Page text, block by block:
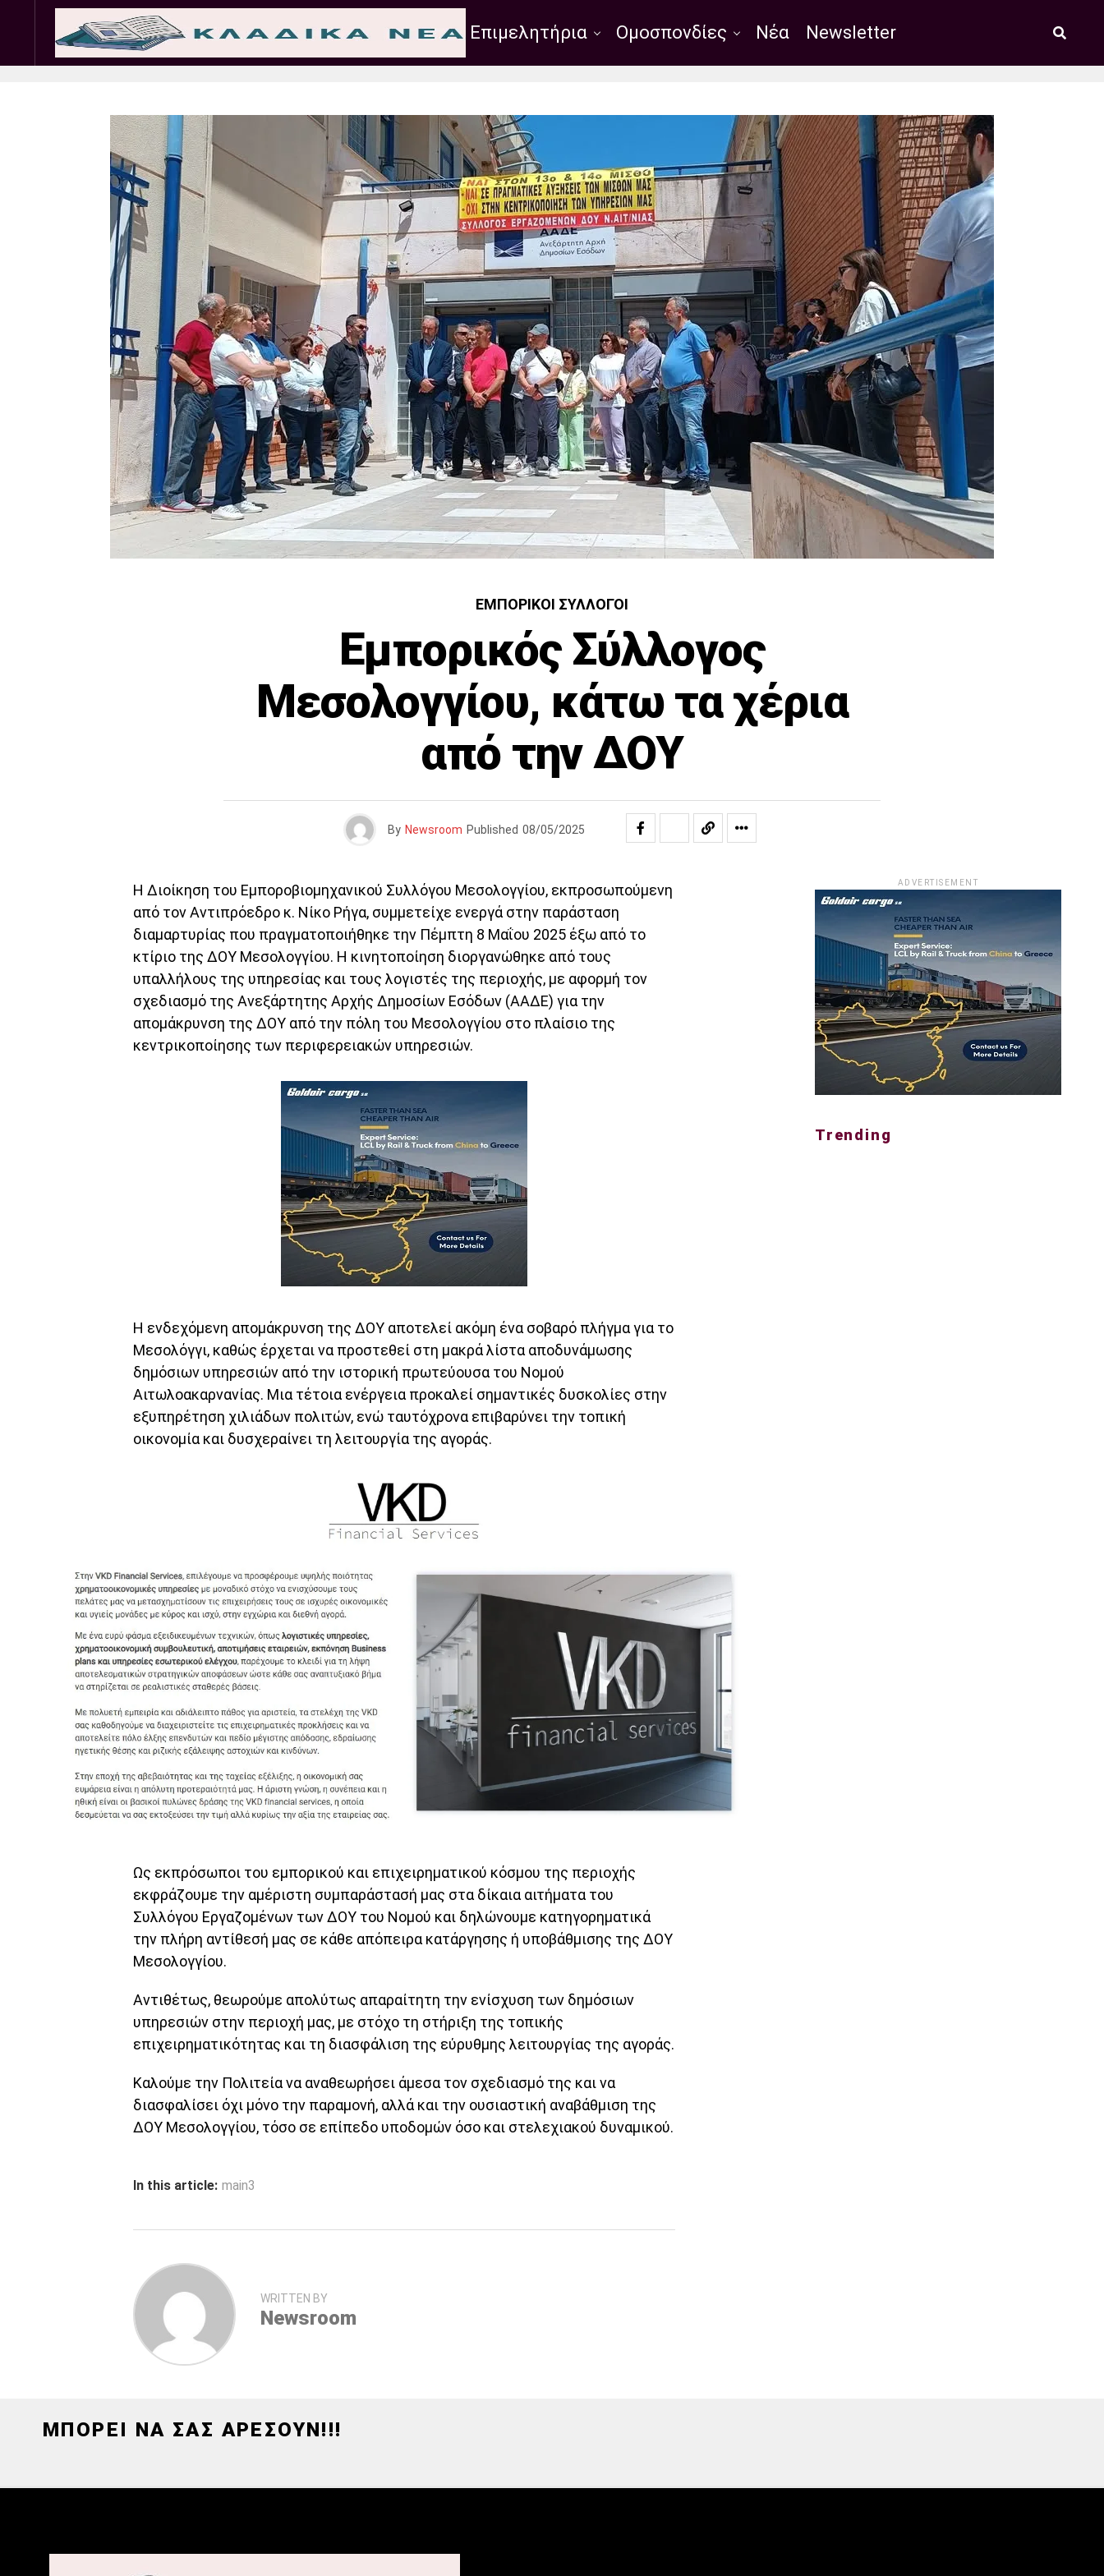
Σωματεία Εμπ. Σύλλογοι Επιμελητήρια Ομοσπονδίες Νέα Newsletter
ΕΜΠΟΡΙΚΟΊ ΣΎΛΛΟΓΟΙ
Εμπορικός Σύλλογος
Μεσολογγίου, κάτω τα χέρια
από την ΔΟΥ
By Newsroom Published 08/05/2025
Η Διοίκηση του Εμποροβιομηχανικού Συλλόγου Μεσολογγίου, εκπροσωπούμενη
από τον Αντιπρόεδρο κ. Νίκο Ρήγα, συμμετείχε ενεργά στην παράσταση
διαμαρτυρίας που πραγματοποιήθηκε την Πέμπτη 8 Μαΐου 2025 έξω από το
κτίριο της ΔΟΥ Μεσολογγίου. Η κινητοποίηση διοργανώθηκε από τους
υπαλλήλους της υπηρεσίας και τους λογιστές της περιοχής, με αφορμή τον
σχεδιασμό της Ανεξάρτητης Αρχής Δημοσίων Εσόδων (ΑΑΔΕ) για την
απομάκρυνση της ΔΟΥ από την πόλη του Μεσολογγίου στο πλαίσιο της
κεντρικοποίησης των περιφερειακών υπηρεσιών.
Η ενδεχόμενη απομάκρυνση της ΔΟΥ αποτελεί ακόμη ένα σοβαρό πλήγμα για το
Μεσολόγγι, καθώς έρχεται να προστεθεί στη μακρά λίστα αποδυνάμωσης
δημόσιων υπηρεσιών από την ιστορική πρωτεύουσα του Νομού
Αιτωλοακαρνανίας. Μια τέτοια ενέργεια προκαλεί σημαντικές δυσκολίες στην
εξυπηρέτηση χιλιάδων πολιτών, ενώ ταυτόχρονα επιβαρύνει την τοπική
οικονομία και δυσχεραίνει τη λειτουργία της αγοράς.
Ως εκπρόσωποι του εμπορικού και επιχειρηματικού κόσμου της περιοχής
εκφράζουμε την αμέριστη συμπαράστασή μας στα δίκαια αιτήματα του
Συλλόγου Εργαζομένων των ΔΟΥ του Νομού και δηλώνουμε κατηγορηματικά
την πλήρη αντίθεσή μας σε κάθε απόπειρα κατάργησης ή υποβάθμισης της ΔΟΥ
Μεσολογγίου.
Αντιθέτως, θεωρούμε απολύτως απαραίτητη την ενίσχυση των δημόσιων
υπηρεσιών στην περιοχή μας, με στόχο τη στήριξη της τοπικής
επιχειρηματικότητας και τη διασφάλιση της εύρυθμης λειτουργίας της αγοράς.
Καλούμε την Πολιτεία να αναθεωρήσει άμεσα τον σχεδιασμό της και να
διασφαλίσει όχι μόνο την παραμονή, αλλά και την ουσιαστική αναβάθμιση της
ΔΟΥ Μεσολογγίου, τόσο σε επίπεδο υποδομών όσο και στελεχιακού δυναμικού.
In this article: main3
WRITTEN BY
Newsroom
ADVERTISEMENT
Trending
ΜΠΟΡΕΙ ΝΑ ΣΑΣ ΑΡΕΣΟΥΝ!!!